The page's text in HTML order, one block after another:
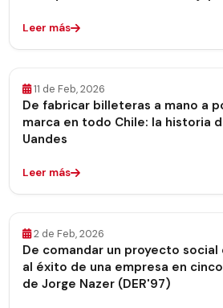
Leer más
11 de Feb, 2026
De fabricar billeteras a mano a
marca en todo Chile: la historia
Uandes
Leer más
2 de Feb, 2026
De comandar un proyecto social
al éxito de una empresa en
de Jorge Nazer (DER'97)